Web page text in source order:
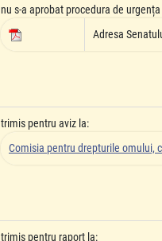
nu s-a aprobat procedura de
Adresa
trimis pentru aviz la:
Comisia pentru drepturile omului,
trimis pentru raport la: